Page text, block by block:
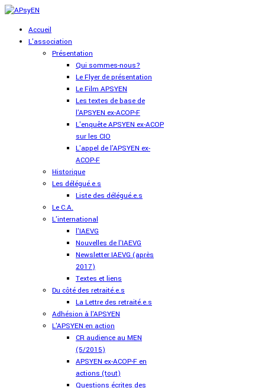
Accueil
L'association
Présentation
Qui sommes-nous?
Le Flyer de présentation
Le Film APSYEN
Les textes de base de
l'APSYEN ex-ACOP-F
L'enquête APSYEN ex-ACOP
sur les CIO
L'appel de l'APSYEN ex-
ACOP-F
Historique
Les délégué.e.s
Liste des délégué.e.s
Le C.A.
L'international
l'IAEVG
Nouvelles de l'IAEVG
Newsletter IAEVG (après
2017)
Textes et liens
Du côté des retraité.e.s
La Lettre des retraité.e.s
Adhésion à l'APSYEN
L'APSYEN en action
CR audience au MEN
(5/2015)
APSYEN ex-ACOP-F en
actions (tout)
Questions écrites des